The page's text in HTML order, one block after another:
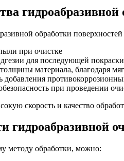
обработки поверхностей
при очистке
для последующей покраски
материала, благодаря
добавления
при проведении
скорость и качество
гидроабразивной
методу обработки, можно: